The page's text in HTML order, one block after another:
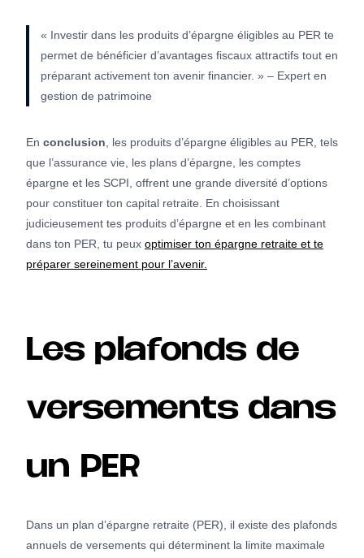
« Investir dans les produits d’épargne éligibles au PER te
permet de bénéficier d’avantages fiscaux attractifs tout en
préparant activement ton avenir financier. » – Expert en
gestion de patrimoine
En conclusion , les produits d’épargne éligibles au PER, tels
que l’assurance vie, les plans d’épargne, les comptes
épargne et les SCPI, offrent une grande diversité d’options
pour constituer ton capital retraite. En choisissant
judicieusement tes produits d’épargne et en les combinant
dans ton PER, tu peux optimiser ton épargne retraite et te
préparer sereinement pour l’avenir.
Les plafonds de
versements dans
un PER
Dans un plan d’épargne retraite (PER), il existe des plafonds
annuels de versements qui déterminent la limite maximale